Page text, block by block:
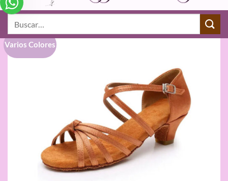
Varios Colores